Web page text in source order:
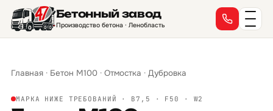
Бетонный завод
Производство бетона · Ленобласть
Главная · Бетон М100 · Отмостка · Дубровка
МАРКА НИЖЕ ТРЕБОВАНИЙ · B7,5 · F50 · W2